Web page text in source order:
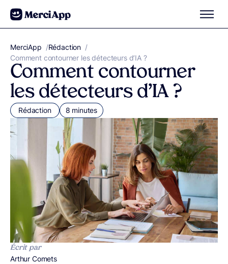
Aller au contenu
MerciApp correcteur orthographe
/Rédaction /
Comment contourner les détecteurs d’IA ?
Comment contourner
les détecteurs d’IA ?
Rédaction 8 minutes
Écrit par
Publié par
Arthur Comets